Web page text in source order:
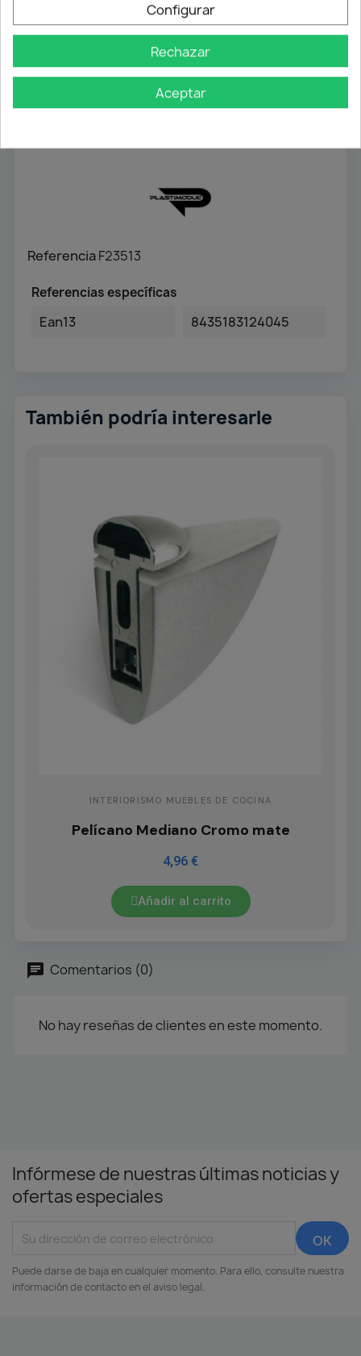
Atención profesional
Te ayudamos con cualquier duda
Detalles del producto
ReferenciaF23513
Referencias específicas
Ean13 8435183124045
También podría interesarle
INTERIORISMO MUEBLES DE COCINA
Pelícano Mediano Cromo mate
4,96 €
Añadir al carrito
Comentarios (0)
No hay reseñas de clientes en este momento.
Infórmese de nuestras últimas noticias y
ofertas especiales
Puede darse de baja en cualquier momento. Para ello, consulte nuestra
información de contacto en el aviso legal.
Configurar
Rechazar
Aceptar